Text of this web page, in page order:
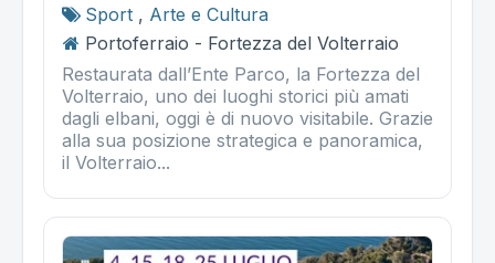
Sport , Arte e Cultura
Portoferraio - Fortezza del Volterraio
Restaurata dall’Ente Parco, la Fortezza del
Volterraio, uno dei luoghi storici più amati
dagli elbani, oggi è di nuovo visitabile. Grazie
alla sua posizione strategica e panoramica,
il Volterraio...